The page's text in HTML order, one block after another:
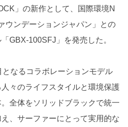
」の新作として、国際環境N
ウンデーションジャパン」との
GBX-100SFJ」を発売した。
なるコラボレーションモデル
々のライフスタイルと環境保護
全体をソリッドブラックで統一
、サーファーにとって実用的な